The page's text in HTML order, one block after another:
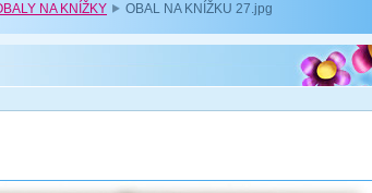
NA KNÍŽKY OBAL NA KNÍŽKU 27.jpg